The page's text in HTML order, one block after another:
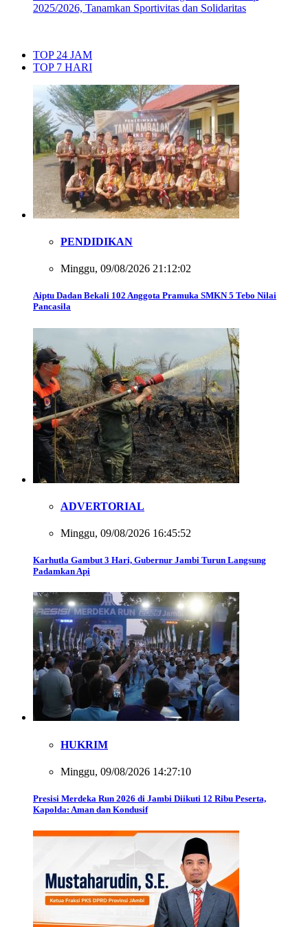
2025/2026, Tanamkan Sportivitas dan Solidaritas
TOP 24 JAM
TOP 7 HARI
PENDIDIKAN
Minggu, 09/08/2026 21:12:02
Aiptu Dadan Bekali 102 Anggota Pramuka SMKN 5 Tebo Nilai
Pancasila
ADVERTORIAL
Minggu, 09/08/2026 16:45:52
Karhutla Gambut 3 Hari, Gubernur Jambi Turun Langsung
Padamkan Api
HUKRIM
Minggu, 09/08/2026 14:27:10
Presisi Merdeka Run 2026 di Jambi Diikuti 12 Ribu Peserta,
Kapolda: Aman dan Kondusif